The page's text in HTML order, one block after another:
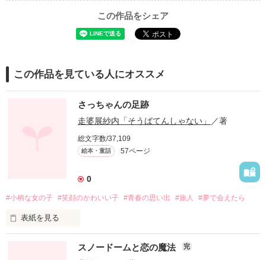
この作品をシェア
この作品を見ている人にオススメ
さっちゃんの足跡
走婆展紗内「そうばてんしゃない」 ／著
総文字数/37,109
絵本・童話 57ページ
0
#小柄な女の子 #笑顔のかわいい子 #青春の思い出 #旅人 #夢で会えたら
表紙を見る
遠い遠い星の国へ。 スノードームと恋の魔法 完